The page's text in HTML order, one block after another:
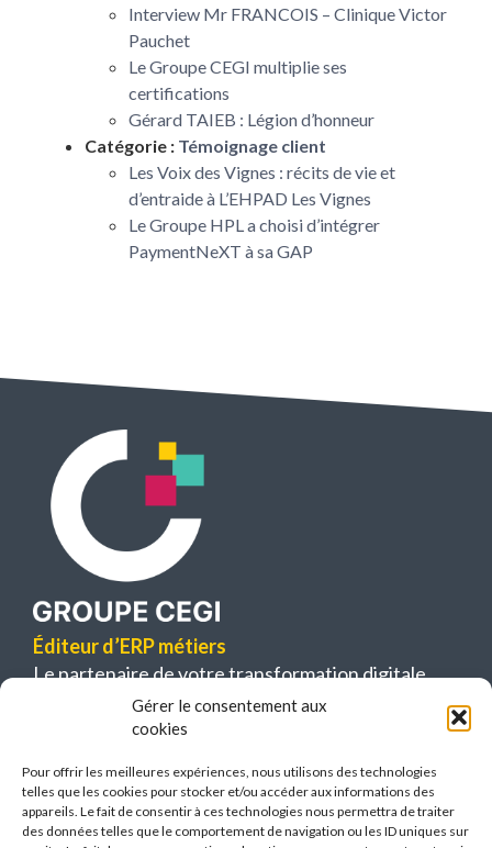
Gérer le consentement aux
cookies
Pour offrir les meilleures expériences, nous utilisons des technologies
telles que les cookies pour stocker et/ou accéder aux informations des
appareils. Le fait de consentir à ces technologies nous permettra de traiter
des données telles que le comportement de navigation ou les ID uniques sur
Interview Mr FRANCOIS – Clinique Victor
Pauchet
Le Groupe CEGI multiplie ses
certifications
Gérard TAIEB : Légion d’honneur
Catégorie : Témoignage client
Les Voix des Vignes : récits de vie et
d’entraide à L’EHPAD Les Vignes
Le Groupe HPL a choisi d’intégrer
PaymentNeXT à sa GAP
Éditeur d’ERP métiers
Le partenaire de votre transformation digitale
63 bis, boulevard Bessières